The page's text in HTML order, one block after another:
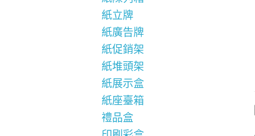
紙立牌
紙廣告牌
紙促銷架
紙堆頭架
紙展示盒
紙座臺箱
禮品盒